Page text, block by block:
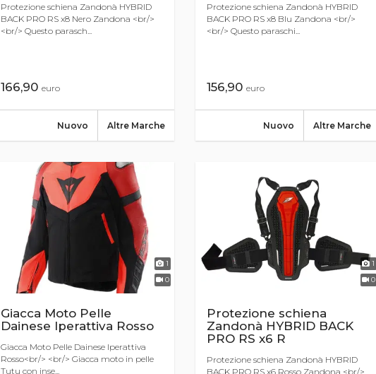
Protezione schiena Zandonà HYBRID
BACK PRO RS x8 Nero Zandona <br/>
<br/> Questo parasch...
166,90 euro
Altre Marche
Nuovo
Protezione schiena Zandonà HYBRID
BACK PRO RS x8 Blu Zandona <br/>
<br/> Questo paraschi...
156,90 euro
Altre Marche
Nuovo
1
0
Giacca Moto Pelle
Dainese Iperattiva Rosso
Giacca Moto Pelle Dainese Iperattiva
Rosso<br/> <br/> Giacca moto in pelle
Tutu con inse...
1
0
Protezione schiena
Zandonà HYBRID BACK
PRO RS x6 R
Protezione schiena Zandonà HYBRID
BACK PRO RS x6 Rosso Zandona <br/>